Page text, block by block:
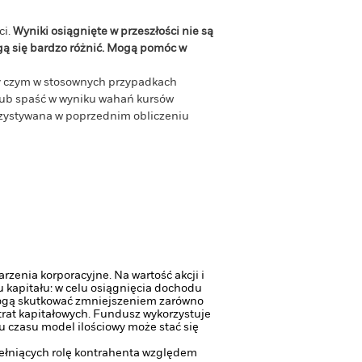
Wyniki osiągnięte w przeszłości nie są
się bardzo różnić. Mogą pomóc w
w stosownych przypadkach
spaść w wyniku wahań kursów
w poprzednim obliczeniu
korporacyjne. Na wartość akcji i
kapitału: w celu osiągnięcia dochodu
skutkować zmniejszeniem zarówno
kapitałowych. Fundusz wykorzystuje
model ilościowy może stać się
rolę kontrahenta względem